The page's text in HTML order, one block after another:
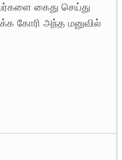
கைது செய்து
கோரி அந்த மனுவில்